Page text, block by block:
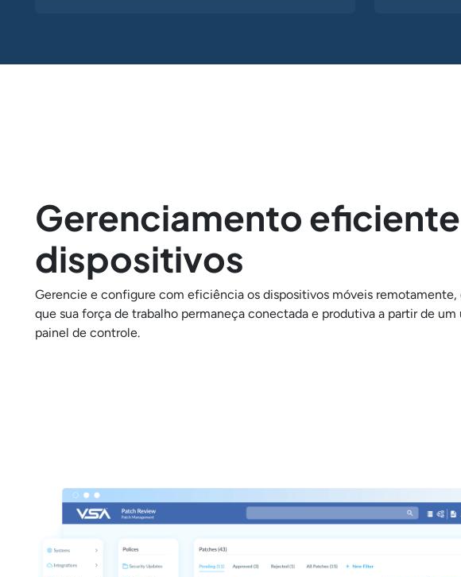
Gerenciamento
dispositivos
Gerencie e configure com eficiência os dispositivos móveis remotamente,
que sua força de trabalho permaneça conectada e produtiva a partir de um
painel de controle.